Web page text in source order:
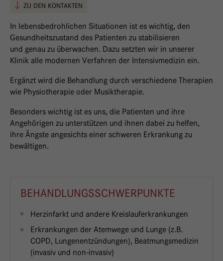
ZU DEN KONTAKTEN
In lebensbedrohlichen Situationen ist es wichtig, den
Gesundheitszustand des Patienten zu stabilisieren
und genau zu überwachen. Dazu setzten wir in unserer
Klinik alle modernen Verfahren der Intensivmedizin ein.
Ergänzt wird die Behandlung durch verschiedene Therapien
wie Physiotherapie oder Musiktherapie.
Besonders wichtig ist es uns, die Patienten und ihre
Angehörigen zu unterstützen und ihnen dabei zu helfen,
ihre Ängste angesichts einer schweren Erkrankung zu
bewältigen.
BEHANDLUNGSSCHWERPUNKTE
Herzinfarkt und andere Kreislauferkrankungen
Erkrankungen der Atemwege und Lunge (z.B.
COPD, Lungenentzündungen), Beatmungsmedizin
(invasiv und non-invasiv)